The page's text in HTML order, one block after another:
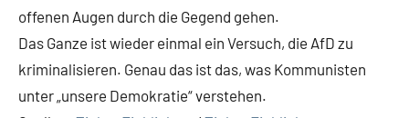
offenen Augen durch die Gegend gehen.
Das Ganze ist wieder einmal ein Versuch, die AfD zu
kriminalisieren. Genau das ist das, was Kommunisten
unter „unsere Demokratie“ verstehen.